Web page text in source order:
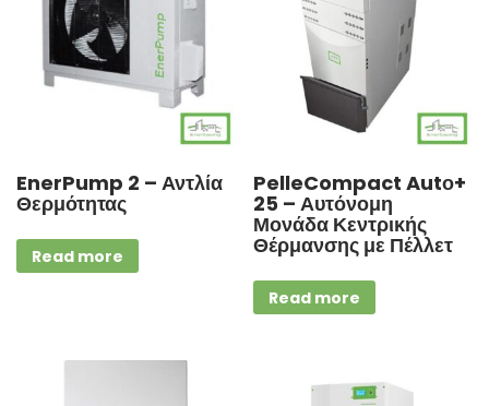
EnerPump 2 – Αντλία
Θερμότητας
Read more
PelleCompact Autο+
25 – Αυτόνομη
Μονάδα Κεντρικής
Θέρμανσης με Πέλλετ
Read more